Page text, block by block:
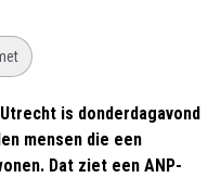
is donderdagavond
mensen die een
Dat ziet een ANP-